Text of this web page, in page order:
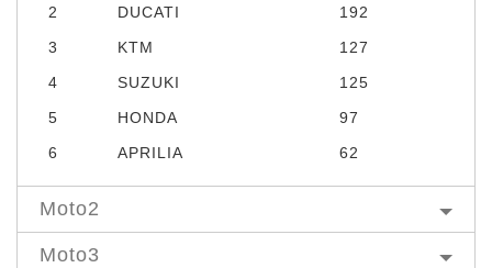
2
DUCATI
192
3
KTM
127
4
SUZUKI
125
5
HONDA
97
6
APRILIA 62
Moto2
Moto3